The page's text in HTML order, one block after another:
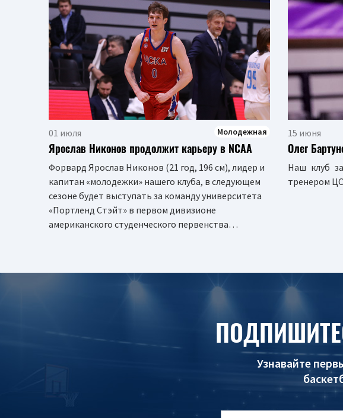
01 июля Молодежная
Ярослав Никонов продолжит карьеру в NCAA
Форвард Ярослав Никонов (21 год, 196 см), лидер и
капитан «молодежки» нашего клуба, в следующем
сезоне будет выступать за команду университета
«Портленд Стэйт» в первом дивизионе
американского студенческого первенства…
15 июня
Олег
Наш клуб
тренером
Узнавайте